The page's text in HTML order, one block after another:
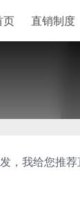
页 直销制度
，我给您推